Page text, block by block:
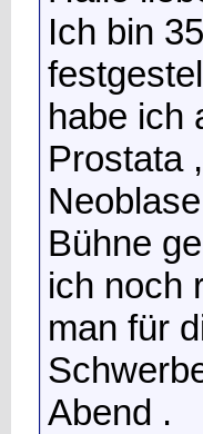
Ich bin
habe ich
Prostata
Bühne
ich noch
man für
Abend .